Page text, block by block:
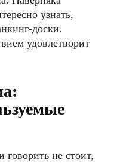
узнать,
доски.
удовлетворит
не стоит,